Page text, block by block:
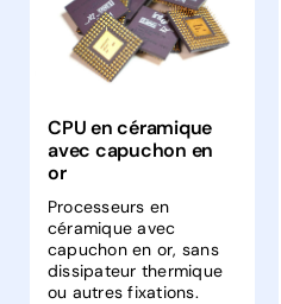
CPU en céramique
avec capuchon en
or
Processeurs en
céramique avec
capuchon en or, sans
dissipateur thermique
ou autres fixations.